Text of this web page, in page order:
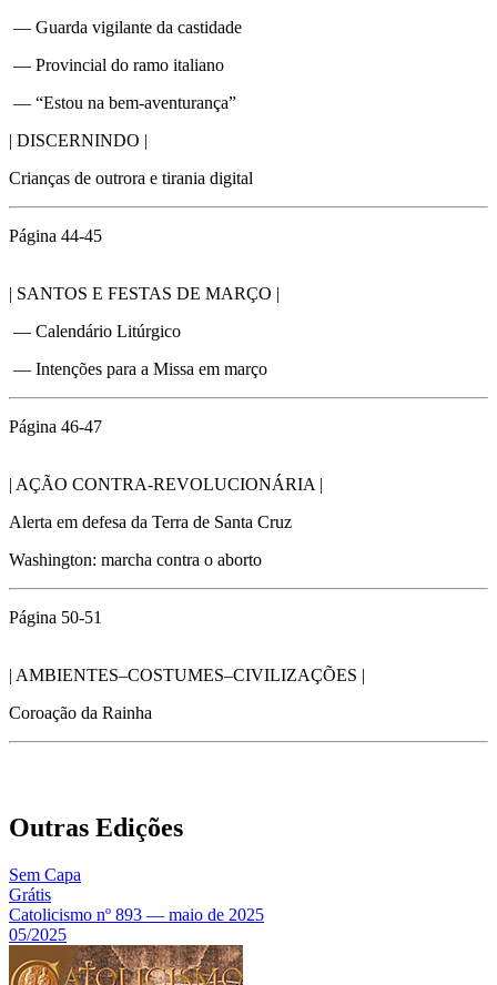
— Guarda vigilante da castidade
— Provincial do ramo italiano
— “Estou na bem-aventurança”
| DISCERNINDO |
Crianças de outrora e tirania digital
Página 44-45
| SANTOS E FESTAS DE MARÇO |
— Calendário Litúrgico
— Intenções para a Missa em março
Página 46-47
| AÇÃO CONTRA-REVOLUCIONÁRIA |
Alerta em defesa da Terra de Santa Cruz
Washington: marcha contra o aborto
Página 50-51
| AMBIENTES–COSTUMES–CIVILIZAÇÕES |
Coroação da Rainha
Outras Edições
Sem Capa
Grátis
Catolicismo nº 893 — maio de 2025
05/2025